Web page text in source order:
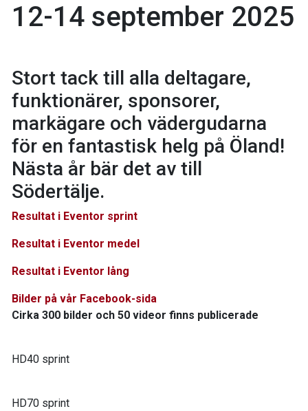
12-14 september 2025
Stort tack till alla deltagare,
funktionärer, sponsorer,
markägare och vädergudarna
för en fantastisk helg på Öland!
Nästa år bär det av till
Södertälje.
Resultat i Eventor sprint
Resultat i Eventor medel
Resultat i Eventor lång
Bilder på vår Facebook-sida
Cirka 300 bilder och 50 videor finns publicerade
HD40 sprint
HD70 sprint